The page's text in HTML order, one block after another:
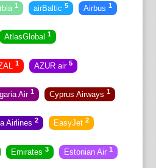
1 airBaltic 5 Airbus 1
AtlasGlobal 1
1 AZUR air 5
Air 1 Cyprus Airways 1
Airlines 2 EasyJet 2
Emirates 3 Estonian Air 1